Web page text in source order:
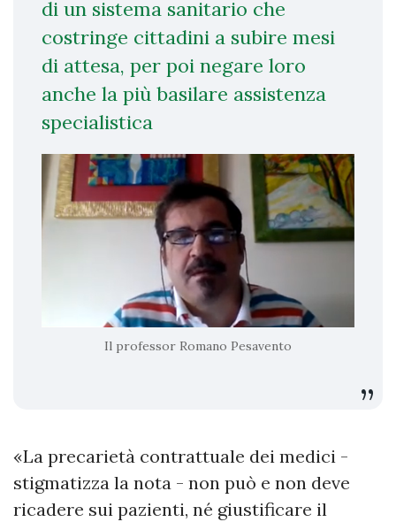
di un sistema sanitario che
costringe cittadini a subire mesi
di attesa, per poi negare loro
anche la più basilare assistenza
specialistica
Il professor Romano Pesavento
«La precarietà contrattuale dei medici -
stigmatizza la nota - non può e non deve
ricadere sui pazienti, né giustificare il